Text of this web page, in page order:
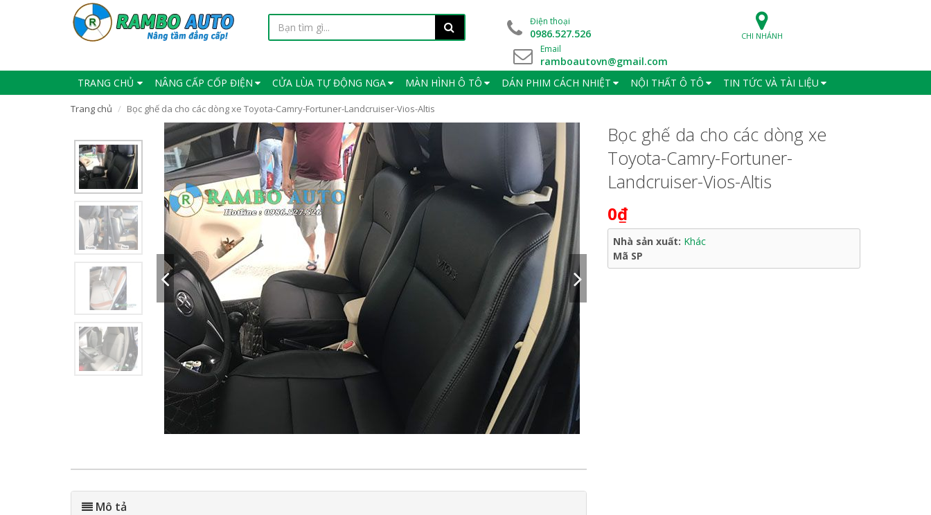
Điện thoại
0986.527.526
Email
ramboautovn@gmail.com
CHI NHÁNH
TRANG CHỦ NÂNG CẤP CỐP ĐIỆN CỬA LÙA TỰ ĐỘNG NGA MÀN HÌNH Ô TÔ DÁN PHIM CÁCH NHIỆT NỘI THẤT Ô TÔ TIN TỨC VÀ TÀI LIỆU
Trang chủ Bọc ghế da cho các dòng xe Toyota-Camry-Fortuner-Landcruiser-Vios-Altis
Mô tả
Bọc ghế da cho các dòng xe
Toyota-Camry-Fortuner-
Landcruiser-Vios-Altis
0₫
Nhà sản xuất: Khác
Mã SP